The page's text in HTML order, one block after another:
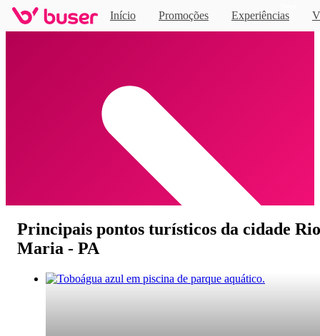
Início Promoções Experiências
Home
Principais pontos turísticos da cidade Rio
Maria - PA